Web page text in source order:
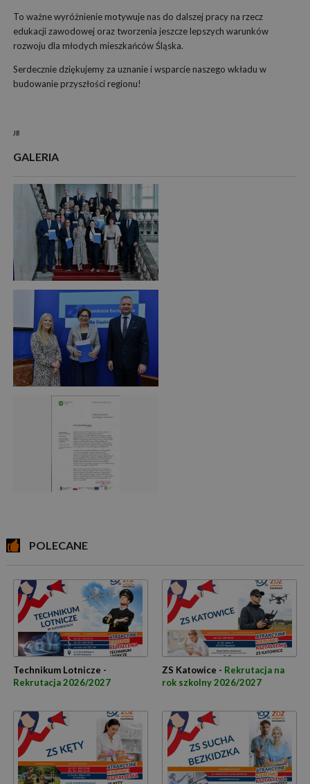
To ważne wyróżnienie motywuje nas do dalszej pracy na rzecz
edukacji zawodowej oraz tworzenia jeszcze lepszych warunków
rozwoju dla młodych mieszkańców Śląska.
Serdecznie dziękujemy za uznanie i wsparcie naszego wkładu w
budowanie przyszłości regionu!
JB
GALERIA
POLECANE
Technikum Lotnicze -
Rekrutacja 2026/2027
ZS Katowice - Rekrutacja na
rok szkolny 2026/2027